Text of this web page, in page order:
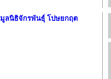
มูลนิธิจักรพันธุ์ โปษยกฤต